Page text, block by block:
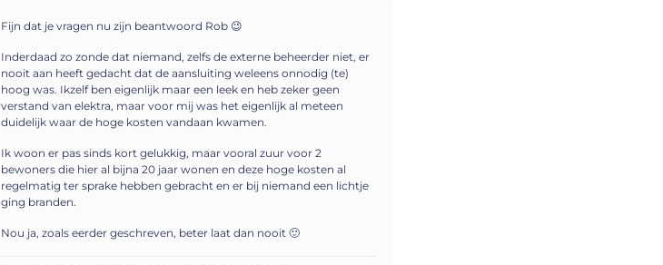
Fijn dat je vragen nu zijn beantwoord Rob 😉
Inderdaad zo zonde dat niemand, zelfs de externe beheerder niet, er
nooit aan heeft gedacht dat de aansluiting weleens onnodig (te)
hoog was. Ikzelf ben eigenlijk maar een leek en heb zeker geen
verstand van elektra, maar voor mij was het eigenlijk al meteen
duidelijk waar de hoge kosten vandaan kwamen.
Ik woon er pas sinds kort gelukkig, maar vooral zuur voor 2
bewoners die hier al bijna 20 jaar wonen en deze hoge kosten al
regelmatig ter sprake hebben gebracht en er bij niemand een lichtje
ging branden.
Nou ja, zoals eerder geschreven, beter laat dan nooit 🙂